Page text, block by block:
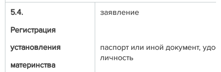
5.4.
Регистрация
установления
материнства
заявление
паспорт или иной документ,
личность